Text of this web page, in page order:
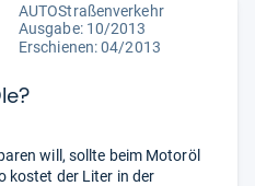
AUTOStraßenverkehr
Ausgabe: 10/2013
Erschienen: 04/2013
will, sollte beim Motoröl
kostet der Liter in der